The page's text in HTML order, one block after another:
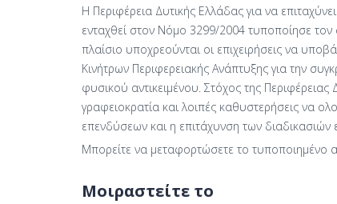
Η Περιφέρεια Δυτικής Ελλάδας για να
ενταχθεί στον Νόμο 3299/2004 τυποποίησε
πλαίσιο υποχρεούνται οι επιχειρήσεις να
Κινήτρων Περιφερειακής Ανάπτυξης για την
φυσικού αντικειμένου. Στόχος της
γραφειοκρατία και λοιπές καθυστερήσεις να
επενδύσεων και η επιτάχυνση των
Μπορείτε να μεταφορτώσετε το
Μοιραστείτε το